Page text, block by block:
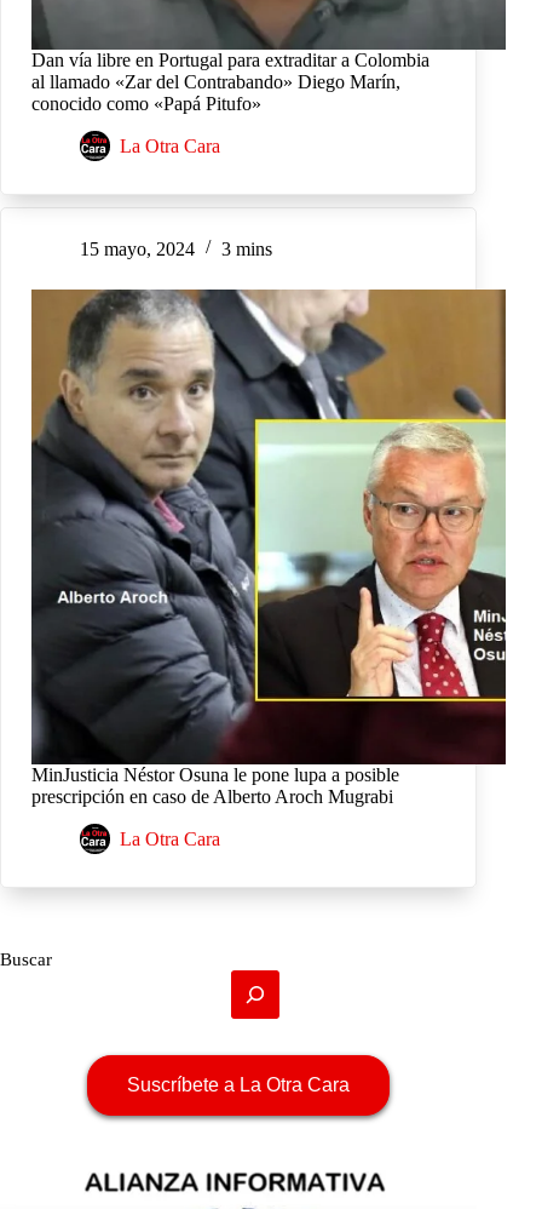
Dan vía libre en Portugal para extraditar a Colombia
al llamado «Zar del Contrabando» Diego Marín,
conocido como «Papá Pitufo»
La Otra Cara
15 mayo, 2024 3 mins
MinJusticia Néstor Osuna le pone lupa a posible
prescripción en caso de Alberto Aroch Mugrabi
La Otra Cara
Buscar
Suscríbete a La Otra Cara